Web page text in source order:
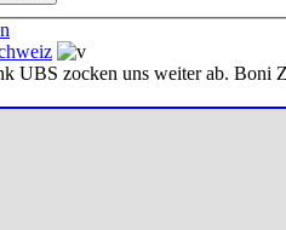
UBS zocken uns weiter ab. Boni